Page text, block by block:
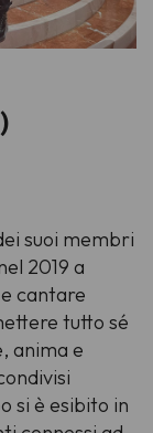
suoi membri
2019 a
cantare
tutto sé
anima e
si è esibito in